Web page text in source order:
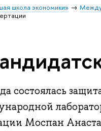
школа экономики»
состоялась
Моспан